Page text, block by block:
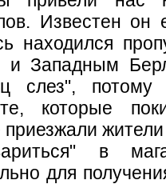
Известен
находился
и Западным
слез",
которые
в
для